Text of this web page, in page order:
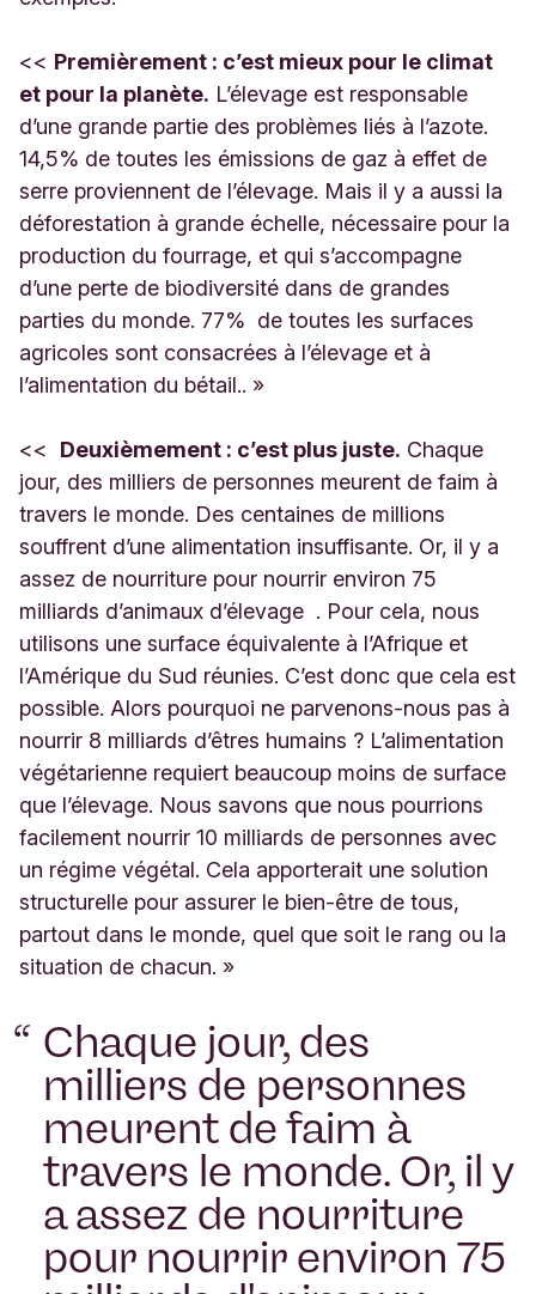
<< Premièrement : c’est mieux pour le climat
et pour la planète. L’élevage est responsable
d’une grande partie des problèmes liés à l’azote.
14,5% de toutes les émissions de gaz à effet de
serre proviennent de l’élevage. Mais il y a aussi la
déforestation à grande échelle, nécessaire pour la
production du fourrage, et qui s’accompagne
d’une perte de biodiversité dans de grandes
parties du monde. 77% de toutes les surfaces
agricoles sont consacrées à l’élevage et à
l’alimentation du bétail.. »
<< Deuxièmement : c’est plus juste. Chaque
jour, des milliers de personnes meurent de faim à
travers le monde. Des centaines de millions
souffrent d’une alimentation insuffisante. Or, il y a
assez de nourriture pour nourrir environ 75
milliards d’animaux d’élevage . Pour cela, nous
utilisons une surface équivalente à l’Afrique et
l’Amérique du Sud réunies. C’est donc que cela est
possible. Alors pourquoi ne parvenons-nous pas à
nourrir 8 milliards d’êtres humains ? L’alimentation
végétarienne requiert beaucoup moins de surface
que l’élevage. Nous savons que nous pourrions
facilement nourrir 10 milliards de personnes avec
un régime végétal. Cela apporterait une solution
structurelle pour assurer le bien-être de tous,
partout dans le monde, quel que soit le rang ou la
situation de chacun. »
Chaque jour, des
milliers de personnes
meurent de faim à
travers le monde. Or, il y
a assez de nourriture
pour nourrir environ 75